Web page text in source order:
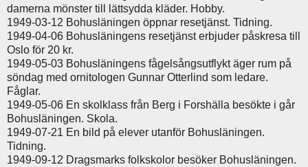
damerna mönster till lättsydda kläder. Hobby.
1949-03-12 Bohusläningen öppnar resetjänst. Tidning.
1949-04-06 Bohusläningens resetjänst erbjuder påskresa till
Oslo för 20 kr.
1949-05-03 Bohusläningens fågelsångsutflykt äger rum på
söndag med ornitologen Gunnar Otterlind som ledare.
Fåglar.
1949-05-06 En skolklass från Berg i Forshälla besökte i går
Bohusläningen. Skola.
1949-07-21 En bild på elever utanför Bohusläningen.
Tidning.
1949-09-12 Dragsmarks folkskolor besöker Bohusläningen.